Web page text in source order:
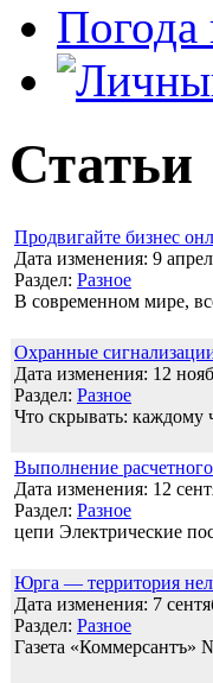
Статьи
Продвигайте бизнес
Дата изменения: 9
Раздел: Разное
В современном мире,
Охранные
Дата изменения: 12
Раздел: Разное
Что скрывать: каждому
Выполнение
Дата изменения: 12
Раздел: Разное
цепи Электрические
Юрга — территория
Дата изменения: 7
Раздел: Разное
Газета «Коммерсантъ»